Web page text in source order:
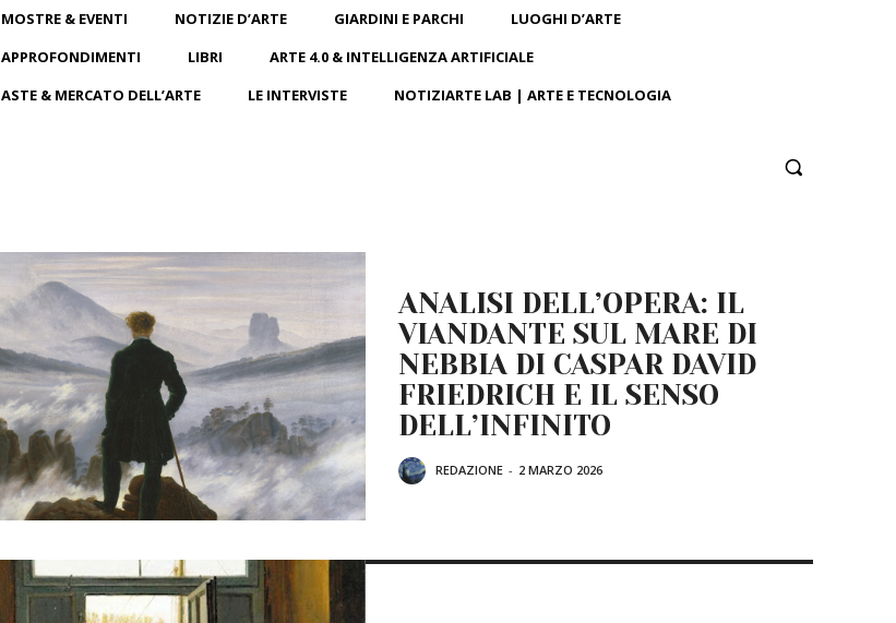
MOSTRE & EVENTI NOTIZIE D’ARTE GIARDINI E PARCHI
LUOGHI D’ARTE
APPROFONDIMENTI
LIBRI
ARTE 4.0 & INTELLIGENZA ARTIFICIALE
ASTE & MERCATO DELL’ARTE
LE INTERVISTE NOTIZIARTE LAB | ARTE E TECNOLOGIA
ANALISI DELL’OPERA: IL
VIANDANTE SUL MARE DI
NEBBIA DI CASPAR DAVID
FRIEDRICH E IL SENSO
DELL’INFINITO
REDAZIONE - 2 MARZO 2026